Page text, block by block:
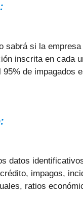
sabrá si la
inscrita en cada
de impagados
datos
impagos,
ratios